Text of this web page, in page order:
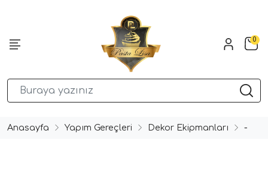
0
Anasayfa Yapım Gereçleri Dekor Ekipmanları -